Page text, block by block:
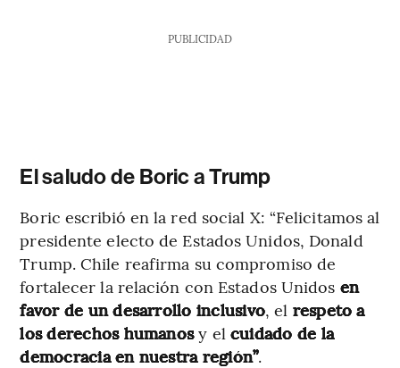
PUBLICIDAD
El saludo de Boric a Trump
Boric escribió en la red social X: “Felicitamos al
presidente electo de Estados Unidos, Donald
Trump. Chile reafirma su compromiso de
fortalecer la relación con Estados Unidos en
favor de un desarrollo inclusivo, el respeto a
los derechos humanosy el cuidado de la
democracia en nuestra región”.